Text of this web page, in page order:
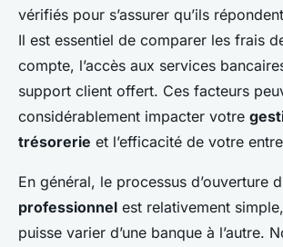
vérifiés pour s’assurer qu’ils
Il est essentiel de comparer les frais
compte, l’accès aux services
support client offert. Ces facteurs
considérablement impacter votre
trésorerie et l’efficacité de votre
En général, le processus d’ouverture
professionnel est relativement
puisse varier d’une banque à l’autre.